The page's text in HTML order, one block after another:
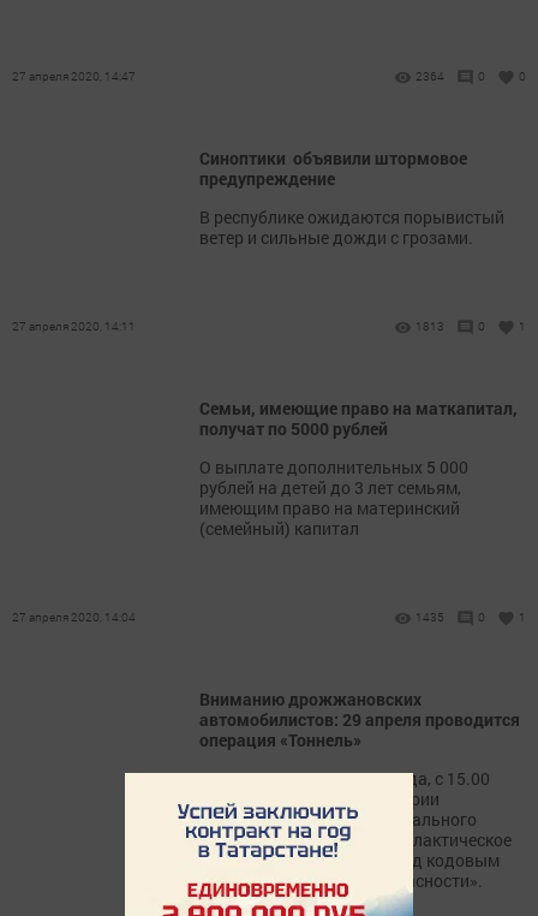
27 апреля 2020, 14:47 2364 0 0
Синоптики объявили штормовое
предупреждение
В республике ожидаются порывистый
ветер и сильные дожди с грозами.
27 апреля 2020, 14:11 1813 0 1
Семьи, имеющие право на маткапитал,
получат по 5000 рублей
О выплате дополнительных 5 000
рублей на детей до 3 лет семьям,
имеющим право на материнский
(семейный) капитал
27 апреля 2020, 14:04 1435 0 1
Вниманию дрожжановских
автомобилистов: 29 апреля проводится
операция «Тоннель»
В среду, 29 апреля 2020 года, с 15.00
часов до 17.00, на территории
Дрожжановского муниципального
района, проводится профилактическое
мероприятие «Тоннель» под кодовым
названием «Ремень безопасности».